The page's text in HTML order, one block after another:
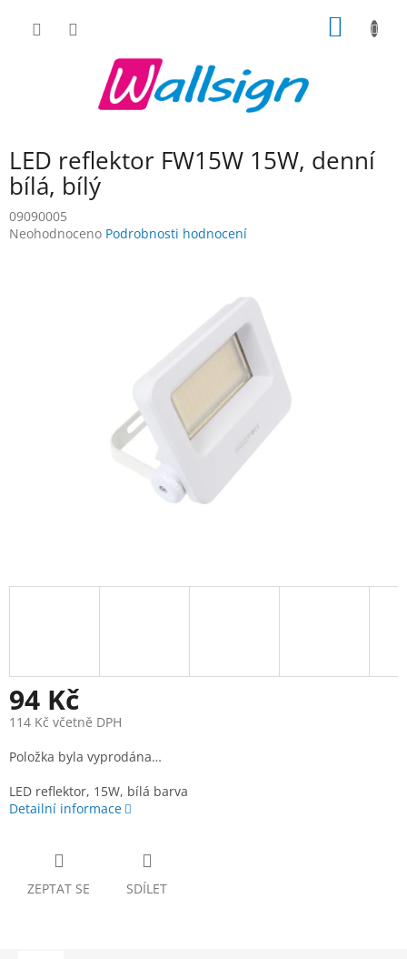
LED reflektor FW15W 15W, denní
bílá, bílý
09090005
Průměrné
Neohodnoceno Podrobnosti hodnocení
94 Kč
114 Kč včetně DPH
Měrná
cena:
Položka byla vyprodána…
LED reflektor, 15W, bílá barva
Detailní informace
ZEPTAT SE SDÍLET